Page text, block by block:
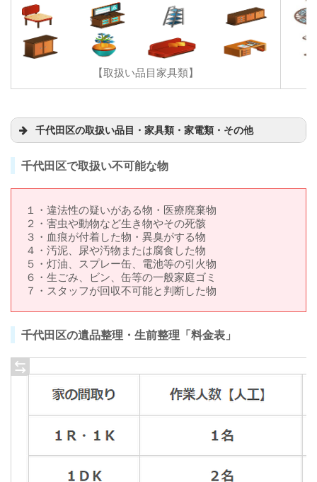
【取扱い品目家具類】
千代田区の取扱い品目・家具類・家電類・その他
千代田区で取扱い不可能な物
１・違法性の疑いがある物・医療廃棄物
２・害虫や動物など生き物やその死骸
３・血痕が付着した物・異臭がする物
４・汚泥、尿や汚物または腐食した物
５・灯油、スプレー缶、電池等の引火物
６・生ごみ、ビン、缶等の一般家庭ゴミ
７・スタッフが回収不可能と判断した物
千代田区の遺品整理・生前整理「料金表」